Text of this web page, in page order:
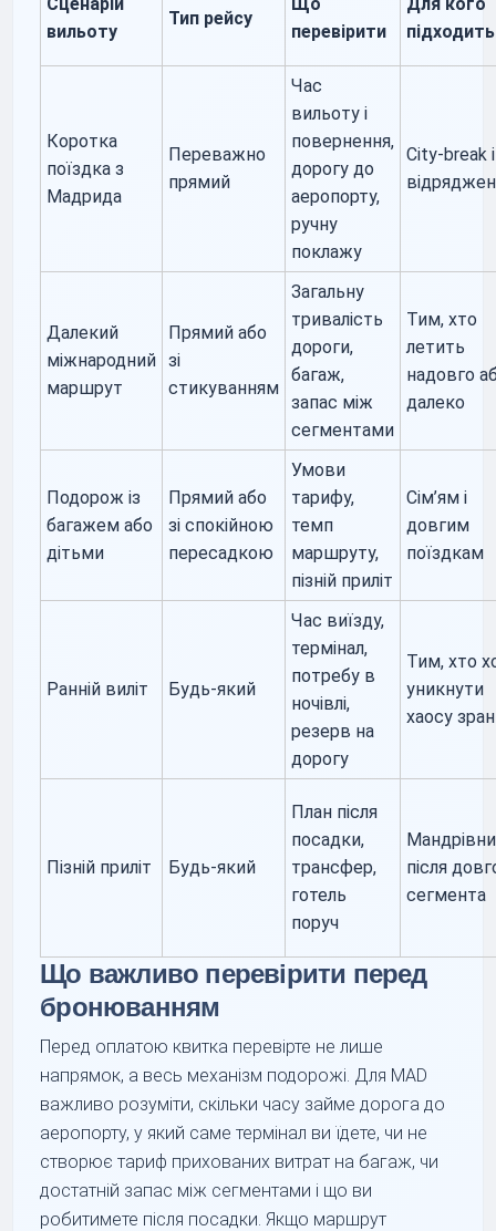
вильоту
Тип рейсу
перевірити
підходить
Коротка
поїздка з
Мадрида
Переважно
прямий
Час
вильоту і
повернення,
дорогу до
аеропорту,
ручну
поклажу
City-break і
Далекий
міжнародний
маршрут
Прямий або
зі
стикуванням
Загальну
тривалість
дороги,
багаж,
запас між
сегментами
Тим, хто
летить
надовго
далеко
Подорож із
багажем або
дітьми
Прямий або
зі спокійною
пересадкою
Умови
тарифу,
темп
маршруту,
пізній приліт
Сім’ям і
довгим
поїздкам
Ранній виліт Будь-який
Час виїзду,
термінал,
потребу в
ночівлі,
резерв на
дорогу
Тим, хто
уникнути
хаосу
Пізній приліт Будь-який
План після
посадки,
трансфер,
готель
поруч
після
сегмента
Що важливо перевірити перед
бронюванням
Перед оплатою квитка перевірте не лише
напрямок, а весь механізм подорожі. Для MAD
важливо розуміти, скільки часу займе дорога до
аеропорту, у який саме термінал ви їдете, чи не
створює тариф прихованих витрат на багаж, чи
достатній запас між сегментами і що ви
робитимете після посадки. Якщо маршрут